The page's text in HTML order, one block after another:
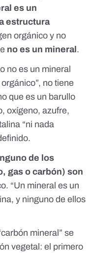
es un
estructura
orgánico y no
no es un mineral .
no es un mineral
no tiene
que es un barullo
oxígeno, azufre,
“ni nada
de los
gas o carbón) son
“Un mineral es un
y ninguno de ellos
carbón mineral ” se
vegetal : el primero